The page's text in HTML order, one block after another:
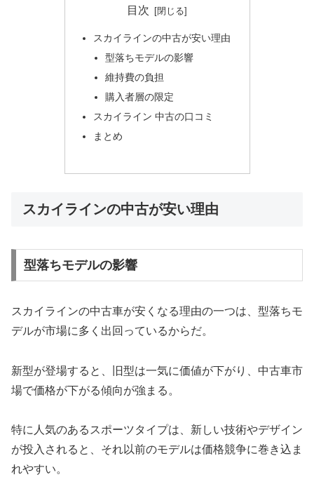
目次
スカイラインの中古が安い理由
型落ちモデルの影響
維持費の負担
購入者層の限定
スカイライン 中古の口コミ
まとめ
スカイラインの中古が安い理由
型落ちモデルの影響
スカイラインの中古車が安くなる理由の一つは、型落ちモ
デルが市場に多く出回っているからだ。
新型が登場すると、旧型は一気に価値が下がり、中古車市
場で価格が下がる傾向が強まる。
特に人気のあるスポーツタイプは、新しい技術やデザイン
が投入されると、それ以前のモデルは価格競争に巻き込ま
れやすい。